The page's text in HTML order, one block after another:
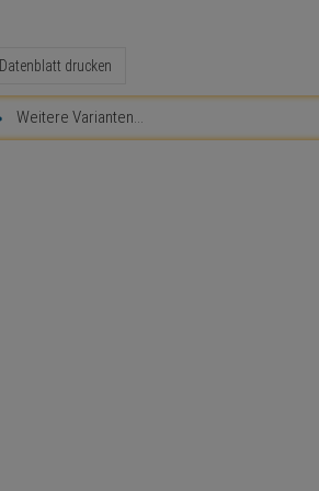
Datenblatt drucken
Weitere Varianten...